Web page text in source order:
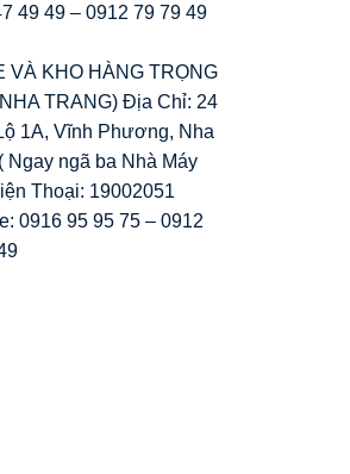
49 49 – 0912 79 79 49
VÀ KHO HÀNG TRỌNG
TRANG) Địa Chỉ: 24
1A, Vĩnh Phương, Nha
Ngay ngã ba Nhà Máy
Thoại: 19002051
0916 95 95 75 – 0912